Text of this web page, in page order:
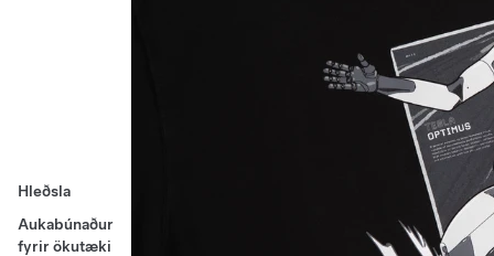
Hleðsla
Aukabúnaður
fyrir ökutæki